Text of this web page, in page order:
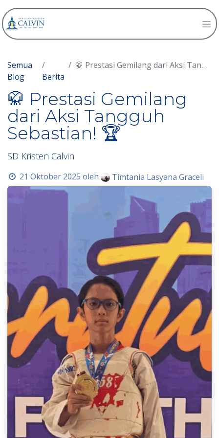
Semua
Blog
Berita
🥋 Prestasi Gemilang dari Aksi Tangguh Sebastian! 🏆
🥋 Prestasi Gemilang
dari Aksi Tangguh
Sebastian! 🏆
SD Kristen Calvin
21 Oktober 2025 oleh Timtania Lasyana Graceli